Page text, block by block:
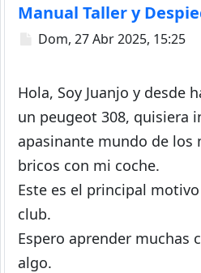
Manual Taller y
Mensaje
Dom, 27 Abr 2025, 15:25
Hola, Soy Juanjo y desde
un peugeot 308, quisiera
apasinante mundo de los
bricos con mi coche.
Este es el principal
club.
Espero aprender muchas
algo.